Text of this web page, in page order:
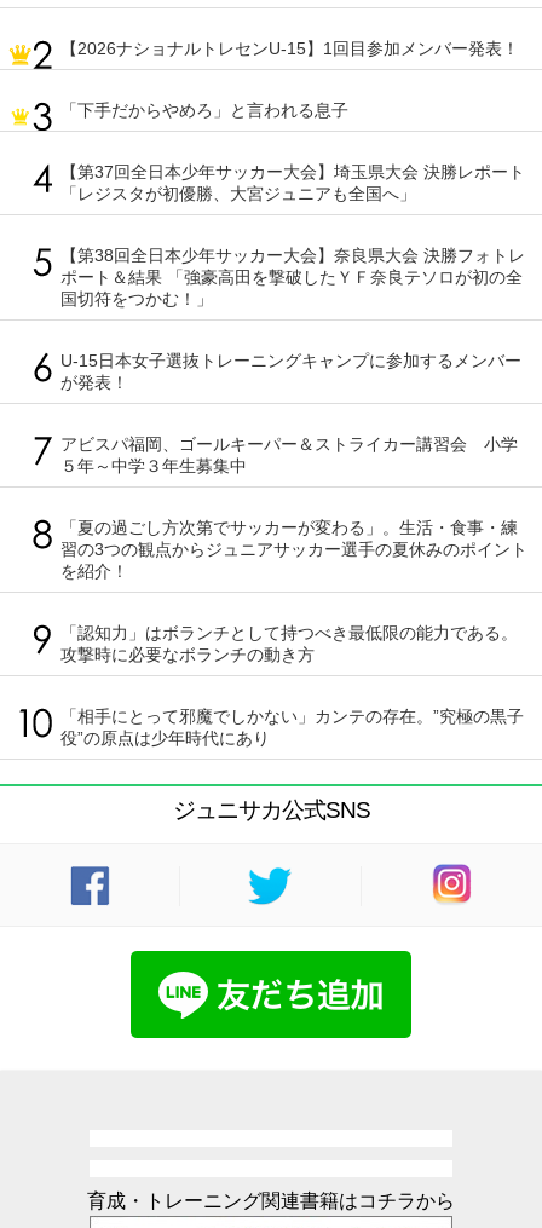
【2026ナショナルトレセンU-15】1回目参加メンバー発表！
「下手だからやめろ」と言われる息子
【第37回全日本少年サッカー大会】埼玉県大会 決勝レポート
「レジスタが初優勝、大宮ジュニアも全国へ」
【第38回全日本少年サッカー大会】奈良県大会 決勝フォトレ
ポート＆結果 「強豪高田を撃破したＹＦ奈良テソロが初の全
国切符をつかむ！」
U-15日本女子選抜トレーニングキャンプに参加するメンバー
が発表！
アビスパ福岡、ゴールキーパー＆ストライカー講習会 小学
５年～中学３年生募集中
「夏の過ごし方次第でサッカーが変わる」。生活・食事・練
習の3つの観点からジュニアサッカー選手の夏休みのポイント
を紹介！
「認知力」はボランチとして持つべき最低限の能力である。
攻撃時に必要なボランチの動き方
「相手にとって邪魔でしかない」カンテの存在。”究極の黒子
役”の原点は少年時代にあり
ジュニサカ公式SNS
育成・トレーニング関連書籍はコチラから